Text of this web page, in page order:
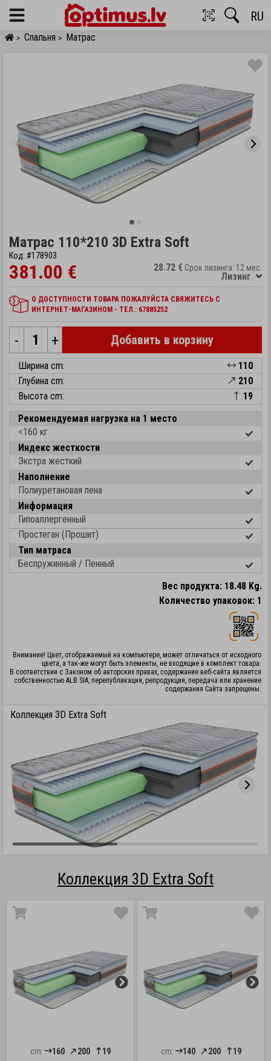
Menu RU
> Спальня > Матрас
Матрас 110*210 3D Extra Soft
Код: #178903
381.00 € 28.72 € Срок лизинга: 12 мес.
Лизинг
О ДОСТУПНОСТИ ТОВАРА ПОЖАЛУЙСТА СВЯЖИТЕСЬ С
ИНТЕРНЕТ-МАГАЗИНОМ - ТЕЛ.: 67885252
- + Добавить в корзину
Ширина cm:
110
Глубина cm:
210
Высота cm:
19
Рекомендуемая нагрузка на 1 место
<160 кг
Индекс жесткости
Экстра жесткий
Наполнение
Полиуретановая пена
Информация
Гипоаллергенный
Простеган (Прошит)
Тип матраса
Беспружинный / Пенный
Вес продукта: 18.48 Kg.
Количество упаковок: 1
Внимание! Цвет, отображаемый на компьютере, может отличаться от исходного
цвета, а так-же могут быть элементы, не входящие в комплект товара.
В соответствии с Законом об авторских правах, содержание веб-сайта является
собственностью ALB SIA, перепубликация, репродукция, передача или хранение
содержания Сайта запрещены.
Коллекция 3D Extra Soft
Коллекция 3D Extra Soft
cm: 160 200
19
cm: 140 200
19